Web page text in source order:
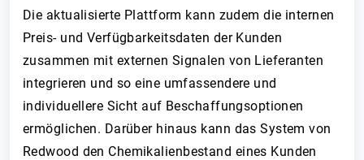
Die aktualisierte Plattform kann zudem die internen
Preis- und Verfügbarkeitsdaten der Kunden
zusammen mit externen Signalen von Lieferanten
integrieren und so eine umfassendere und
individuellere Sicht auf Beschaffungsoptionen
ermöglichen. Darüber hinaus kann das System von
Redwood den Chemikalienbestand eines Kunden